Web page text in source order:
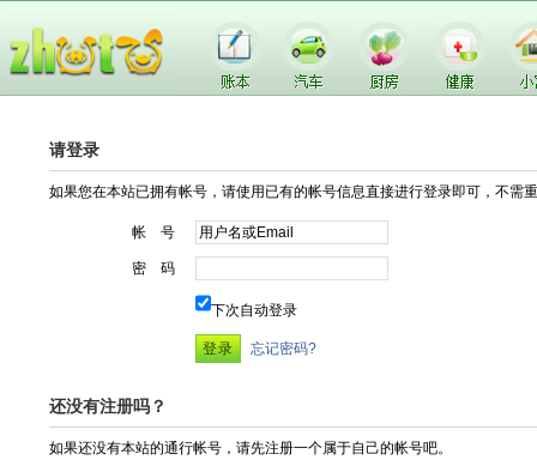
请登录
如果您在本站已拥有帐号，请使用已有的帐号信息直接进行登录即可，不需
帐 号
密 码
下次自动登录
忘记密码?
还没有注册吗？
如果还没有本站的通行帐号，请先注册一个属于自己的帐号吧。